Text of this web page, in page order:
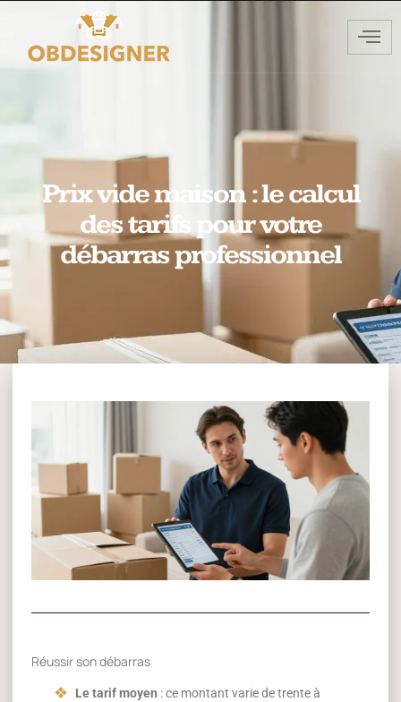
Prix vide maison : le calcul
des tarifs pour votre
débarras professionnel
Réussir son débarras
Le tarif moyen : ce montant varie de trente à